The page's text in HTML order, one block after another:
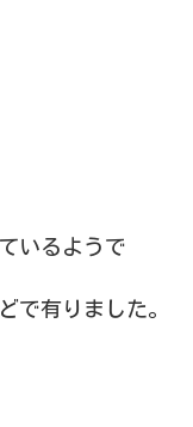
いるようで
で有りました。